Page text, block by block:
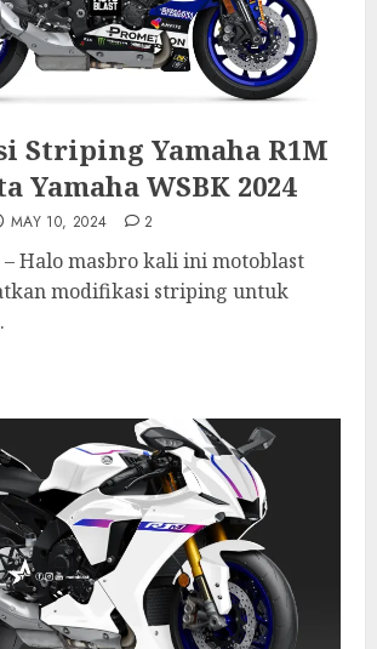
Striping Yamaha R1M
Yamaha WSBK 2024
MAY 10, 2024 2
Halo masbro kali ini motoblast
modifikasi striping untuk